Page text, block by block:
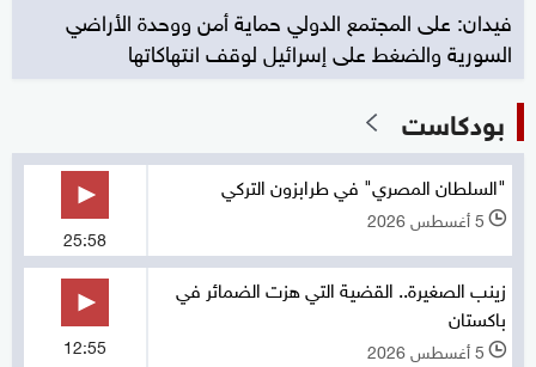
فيدان: على المجتمع الدولي حماية أمن ووحدة الأراضي
السورية والضغط على إسرائيل لوقف انتهاكاتها
بودكاست
"السلطان المصري" في طرابزون التركي
l 5 أغسطس 2026
25:58
زينب الصغيرة.. القضية التي هزت الضمائر في
باكستان
l 5 أغسطس 2026 12:55